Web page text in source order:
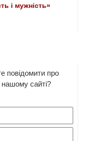
і мужність»
повідомити про
нашому сайті?